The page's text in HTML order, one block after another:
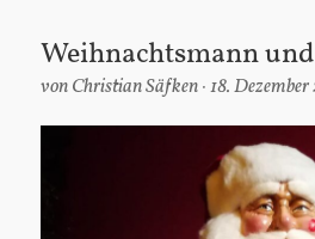
Weihnachtsmann
vonChristian Säfken 18.